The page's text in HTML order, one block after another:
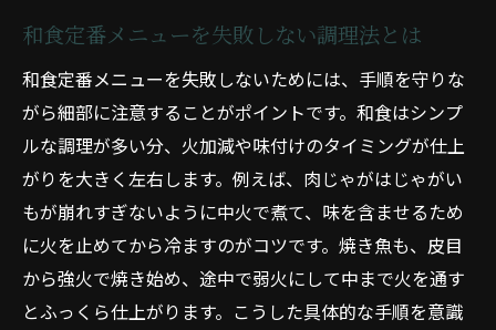
和食定番メニューを失敗しない調理法とは
和食定番メニューを失敗しないためには、手順を守りな
がら細部に注意することがポイントです。和食はシンプ
ルな調理が多い分、火加減や味付けのタイミングが仕上
がりを大きく左右します。例えば、肉じゃがはじゃがい
もが崩れすぎないように中火で煮て、味を含ませるため
に火を止めてから冷ますのがコツです。焼き魚も、皮目
から強火で焼き始め、途中で弱火にして中まで火を通す
とふっくら仕上がります。こうした具体的な手順を意識